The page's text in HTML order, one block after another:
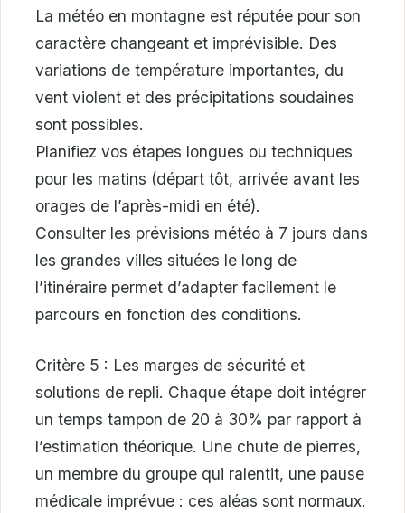
La météo en montagne est réputée pour son
caractère changeant et imprévisible. Des
variations de température importantes, du
vent violent et des précipitations soudaines
sont possibles.
Planifiez vos étapes longues ou techniques
pour les matins (départ tôt, arrivée avant les
orages de l’après-midi en été).
Consulter les prévisions météo à 7 jours dans
les grandes villes situées le long de
l’itinéraire permet d’adapter facilement le
parcours en fonction des conditions.
Critère 5 : Les marges de sécurité et
solutions de repli. Chaque étape doit intégrer
un temps tampon de 20 à 30% par rapport à
l’estimation théorique. Une chute de pierres,
un membre du groupe qui ralentit, une pause
médicale imprévue : ces aléas sont normaux.